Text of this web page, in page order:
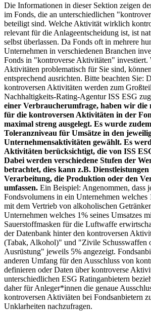
Die Informationen in dieser Sektion zeigen
im Fonds, die an unterschiedlichen
beteiligt sind. Welche Aktivität wirklich
relevant für die Anlageentscheidung ist, ist
selbst überlassen. Da Fonds oft in mehrere
Unternehmen in verschiedenen Branchen
Fonds in "kontroverse Aktivitäten" investiert.
Aktivitäten problematisch für Sie sind,
entsprechend ausrichten. Bitte beachten Sie:
kontroversen Aktivitäten werden zum
Nachhaltigkeits-Rating-Agentur ISS ESG
einer Verbraucherumfrage, haben wir die
für die kontroversen Aktivitäten in der
maximal streng ausgelegt. Es wurde
Toleranzniveau für Umsätze in den
Unternehmensaktivitäten gewählt. Es
Aktivitäten berücksichtigt, die von ISS
Dabei werden verschiedene Stufen der
betrachtet, dies kann z.B.
Verarbeitung, die Produktion oder den
umfassen. Ein Beispiel: Angenommen, dass
Fondsvolumens in ein Unternehmen welches
mit dem Vertrieb von alkoholischen
Unternehmen welches 1% seines Umsatzes
Sauerstoffmasken für die Luftwaffe
der Datenbank hinter den kontroversen
(Tabak, Alkohol)" und "Zivile Schusswaffen
Ausrüstung" jeweils 5% angezeigt.
anderen Umfang für den Ausschluss von
definieren oder Daten über kontroverse
unterschiedlichen ESG Ratinganbietern
daher für Anleger*innen die genaue
kontroversen Aktiviäten bei Fondsanbietern
Unklarheiten nachzufragen.